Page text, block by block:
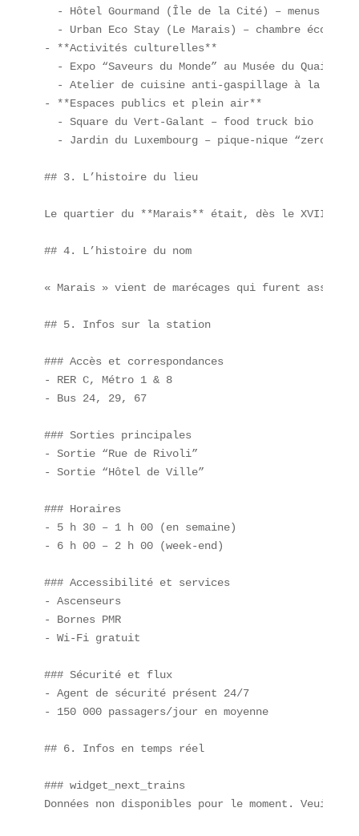
- Hôtel Gourmand (Île de la Cité) – menus
- Urban Eco Stay (Le Marais) – chambre
- **Activités culturelles**
- Expo “Saveurs du Monde” au Musée du Quai
- Atelier de cuisine anti-gaspillage à la
- **Espaces publics et plein air**
  - Square du Vert-Galant – food truck bio
- Jardin du Luxembourg – pique-nique “zero
## 3. L’histoire du lieu
Le quartier du **Marais** était, dès le XVIIᵉ
## 4. L’histoire du nom
« Marais » vient de marécages qui furent
## 5. Infos sur la station
### Accès et correspondances
- RER C, Métro 1 & 8
- Bus 24, 29, 67
### Sorties principales
- Sortie “Rue de Rivoli”
- Sortie “Hôtel de Ville”
### Horaires
- 5 h 30 – 1 h 00 (en semaine)
- 6 h 00 – 2 h 00 (week-end)
### Accessibilité et services
- Ascenseurs
- Bornes PMR
- Wi-Fi gratuit
### Sécurité et flux
- Agent de sécurité présent 24/7
- 150 000 passagers/jour en moyenne
## 6. Infos en temps réel
### widget_next_trains
Données non disponibles pour le moment.